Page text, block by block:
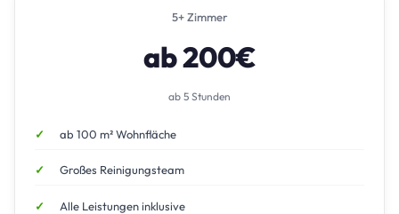
5+ Zimmer
ab 200€
ab 5 Stunden
ab 100 m² Wohnfläche
Großes Reinigungsteam
Alle Leistungen inklusive